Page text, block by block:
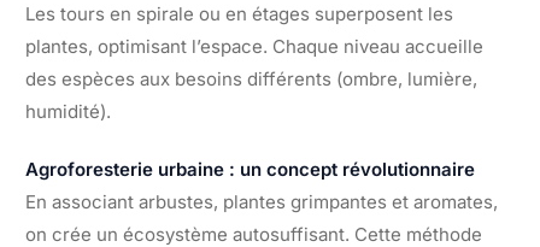
Les tours en spirale ou en étages superposent les
plantes, optimisant l’espace. Chaque niveau accueille
des espèces aux besoins différents (ombre, lumière,
humidité).
Agroforesterie urbaine : un concept révolutionnaire
En associant arbustes, plantes grimpantes et aromates,
on crée un écosystème autosuffisant. Cette méthode